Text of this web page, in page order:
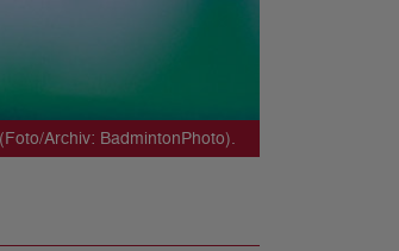
Archiv: BadmintonPhoto).